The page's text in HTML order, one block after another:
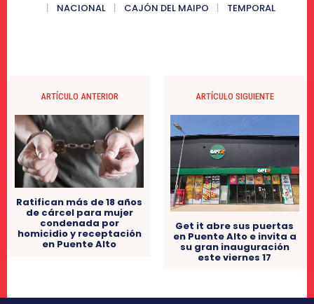
NACIONAL
CAJÓN DEL MAIPO TEMPORAL
ARTÍCULO ANTERIOR
Ratifican más de 18 años
de cárcel para mujer
condenada por
homicidio y receptación
en Puente Alto
ARTÍCULO SIGUIENTE
Get it abre sus puertas
en Puente Alto e invita a
su gran inauguración
este viernes 17